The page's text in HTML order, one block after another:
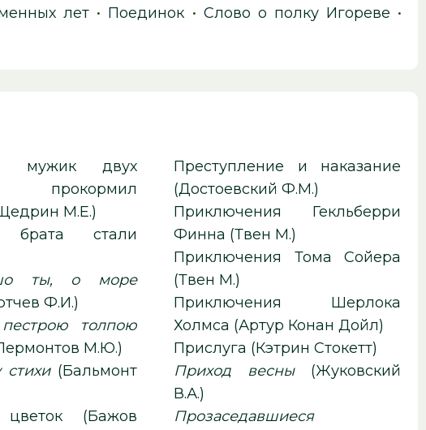
лет • Поединок • Слово о полку Игореве •
мужик двух
прокормил
М.Е.)
стали
ты, о море
Ф.И.)
толпою
М.Ю.)
(Бальмонт
(Бажов
Преступление и наказание
(Достоевский Ф.М.)
Приключения Гекльберри
Финна (Твен М.)
Приключения Тома Сойера
(Твен М.)
Приключения Шерлока
Холмса (Артур Конан Дойл)
Прислуга (Кэтрин Стокетт)
Приход весны(Жуковский
В.А.)
Прозаседавшиеся